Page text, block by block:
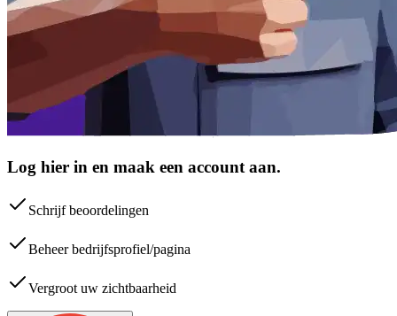
Log hier in en maak een account aan.
Schrijf beoordelingen
Beheer bedrijfsprofiel/pagina
Vergroot uw zichtbaarheid